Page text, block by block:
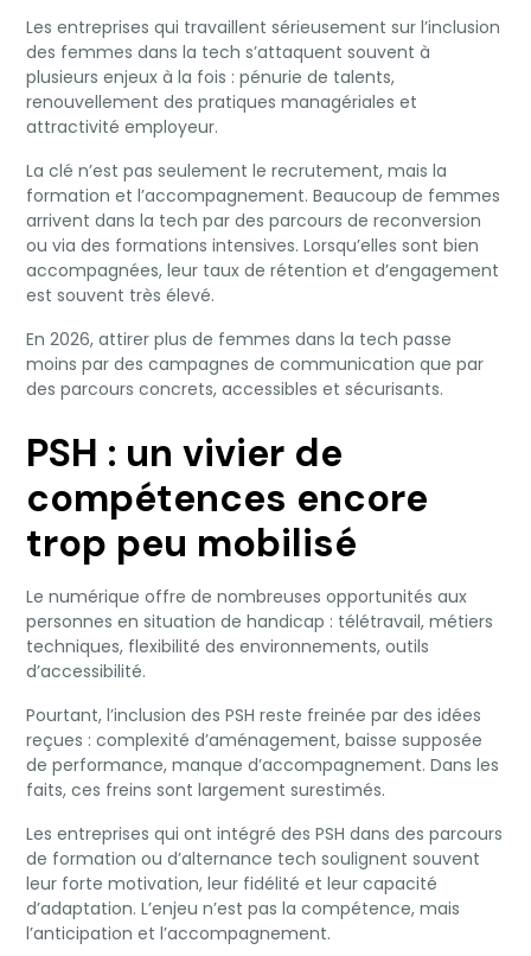
Les entreprises qui travaillent sérieusement sur l’inclusion
des femmes dans la tech s’attaquent souvent à
plusieurs enjeux à la fois : pénurie de talents,
renouvellement des pratiques managériales et
attractivité employeur.
La clé n’est pas seulement le recrutement, mais la
formation et l’accompagnement. Beaucoup de femmes
arrivent dans la tech par des parcours de reconversion
ou via des formations intensives. Lorsqu’elles sont bien
accompagnées, leur taux de rétention et d’engagement
est souvent très élevé.
En 2026, attirer plus de femmes dans la tech passe
moins par des campagnes de communication que par
des parcours concrets, accessibles et sécurisants.
PSH : un vivier de
compétences encore
trop peu mobilisé
Le numérique offre de nombreuses opportunités aux
personnes en situation de handicap : télétravail, métiers
techniques, flexibilité des environnements, outils
d’accessibilité.
Pourtant, l’inclusion des PSH reste freinée par des idées
reçues : complexité d’aménagement, baisse supposée
de performance, manque d’accompagnement. Dans les
faits, ces freins sont largement surestimés.
Les entreprises qui ont intégré des PSH dans des parcours
de formation ou d’alternance tech soulignent souvent
leur forte motivation, leur fidélité et leur capacité
d’adaptation. L’enjeu n’est pas la compétence, mais
l’anticipation et l’accompagnement.